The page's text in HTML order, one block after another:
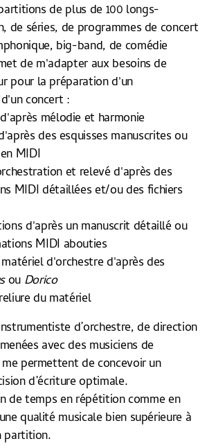
de plus de 100 longs-
de séries, de programmes de concert
big-band, de comédie
de m'adapter aux besoins de
pour la préparation d'un
concert :
mélodie et harmonie
des esquisses manuscrites ou
MIDI
et relevé d'après des
MIDI détaillées et/ou des fichiers
d'après un manuscrit détaillé ou
MIDI abouties
d'orchestre d'après des
ou Dorico
du matériel
d’orchestre, de direction
avec des musiciens de
permettent de concevoir un
d’écriture optimale.
de temps en répétition comme en
qualité musicale bien supérieure à
partition.